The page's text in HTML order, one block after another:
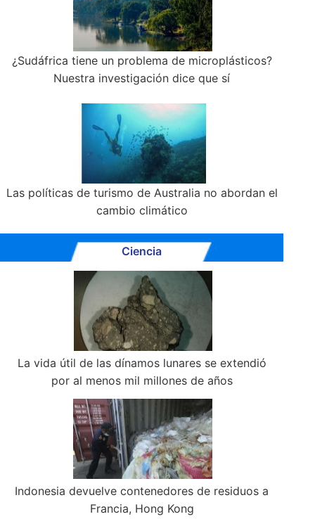
¿Sudáfrica tiene un problema de microplásticos?
Nuestra investigación dice que sí
Las políticas de turismo de Australia no abordan el
cambio climático
Ciencia
La vida útil de las dínamos lunares se extendió
por al menos mil millones de años
Indonesia devuelve contenedores de residuos a
Francia, Hong Kong